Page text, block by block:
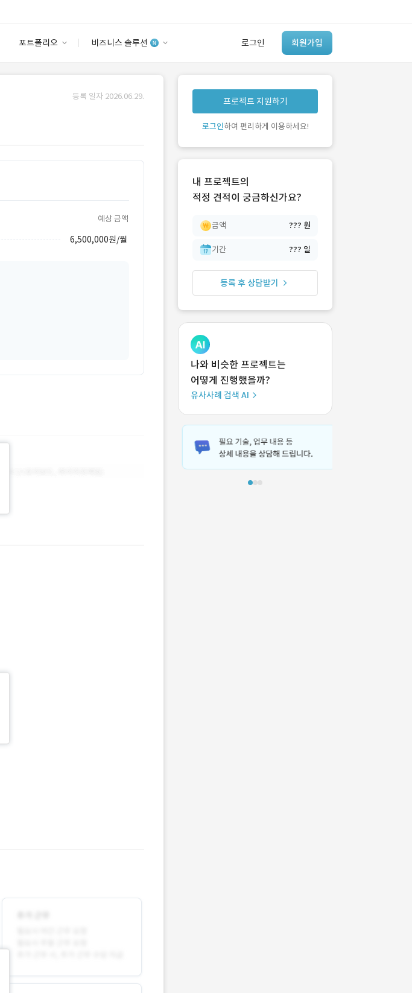
포트폴리오 비즈니스 솔루션 로그인 회원가입
안심 코드 케어
유사사례 검색 AI
‘이런 거’ 만들어본
개발 회사 있어?
등록 일자 2026.06.29.
예상 금액
6,500,000원/월
프로젝트 지원하기
로그인하여 편리하게 이용하세요!
내 프로젝트의
적정 견적이 궁금하신가요?
금액 ??? 원
기간 ??? 일
등록 후 상담받기
나와 비슷한 프로젝트는
어떻게 진행했을까?
유사사례 검색 AI